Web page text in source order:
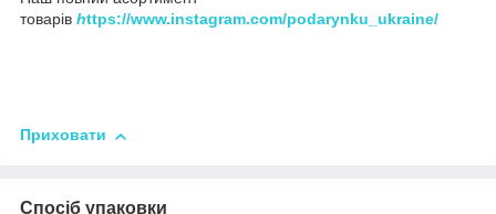
товарів https://www.instagram.com/podarynku_ukraine/
Приховати
Спосіб упаковки